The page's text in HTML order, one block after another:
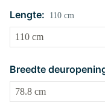
Lengte: 110 cm
Breedte